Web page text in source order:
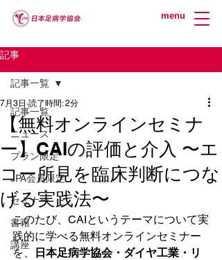
menu
記事
記事一覧
ニュース
プラン限定
JPA会員限定
セミナー
書籍
講座
記事一覧
【無料オンラインセミナ
ー】CAIの評価と介入 〜エ
コー所見を臨床判断につな
げる実践法〜
7月3日 読了時間: 2分
このたび、CAIというテーマについて実
践的に学べる無料オンラインセミナー
を、 日本足病学協会・ダイヤ工業・リ